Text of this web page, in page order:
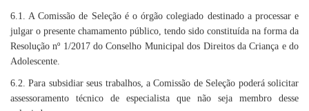
6.1. A Comissão de Seleção é o órgão colegiado destinado a processar e
julgar o presente chamamento público, tendo sido constituída na forma da
Resolução nº 1/2017 do Conselho Municipal dos Direitos da Criança e do
Adolescente.
6.2. Para subsidiar seus trabalhos, a Comissão de Seleção poderá solicitar
assessoramento técnico de especialista que não seja membro desse